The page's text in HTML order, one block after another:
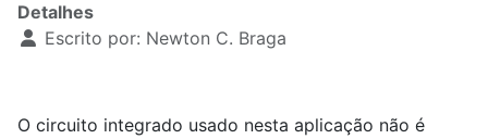
Detalhes
Escrito por: Newton C. Braga
O circuito integrado usado nesta aplicação não é